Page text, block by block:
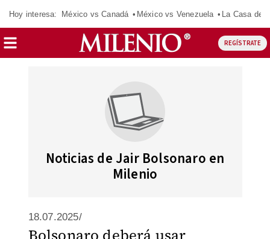
Hoy interesa: México vs Canadá México vs Venezuela La Casa de
REGÍSTRATE
Noticias de Jair Bolsonaro en
Milenio
18.07.2025/